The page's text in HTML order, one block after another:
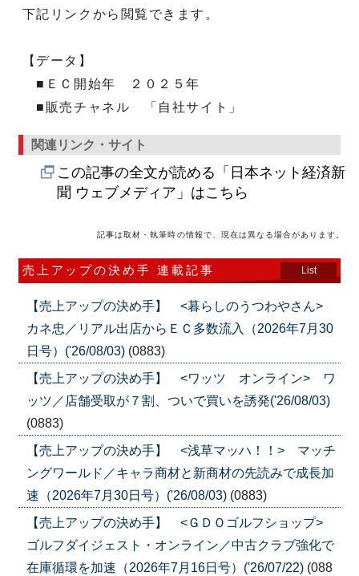
下記リンクから閲覧できます。
【データ】
■ＥＣ開始年 ２０２５年
■販売チャネル 「自社サイト」
関連リンク・サイト
この記事の全文が読める「日本ネット経済新
聞 ウェブメディア」はこちら
記事は取材・執筆時の情報で、現在は異なる場合があります。
売上アップの決め手 連載記事 List
【売上アップの決め手】 <暮らしのうつわやさん>
カネ忠／リアル出店からＥＣ多数流入（2026年7月30
日号）('26/08/03) (0883)
【売上アップの決め手】 <ワッツ オンライン> ワ
ッツ／店舗受取が７割、ついで買いを誘発('26/08/03)
(0883)
【売上アップの決め手】 <浅草マッハ！！> マッチ
ングワールド／キャラ商材と新商材の先読みで成長加
速（2026年7月30日号）('26/08/03) (0883)
【売上アップの決め手】 <ＧＤＯゴルフショップ>
ゴルフダイジェスト・オンライン／中古クラブ強化で
在庫循環を加速（2026年7月16日号）('26/07/22) (088